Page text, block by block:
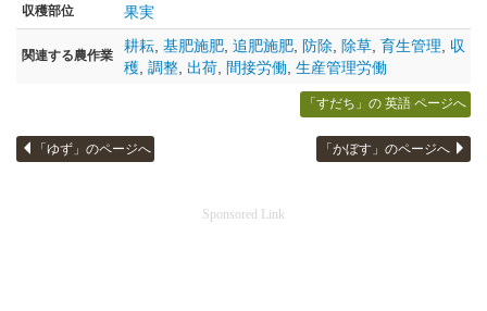
収穫部位 果実
関連する農作業
耕耘 基肥施肥 追肥施肥 防除 除草 育生管理
収
穫 調整 出荷 間接労働 生産管理労働
「すだち」の 英語 ページへ
「ゆず」のページへ 「かぼす」のページへ
Sponsored Link